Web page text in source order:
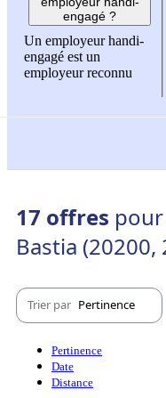
engagé ?
Un employeur handi-
engagé est un
employeur reconnu
17 offres
Bastia (20200,
Trier par Pertinence
Pertinence
Date
Distance